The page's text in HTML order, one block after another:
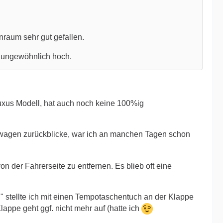
sehr gut gefallen.
hoch.
Modell, hat auch noch keine 100%ig
zurückblicke, war ich an manchen Tagen schon
der Fahrerseite zu entfernen. Es blieb oft eine
ich mit einen Tempotaschentuch an der Klappe
geht ggf. nicht mehr auf (hatte ich